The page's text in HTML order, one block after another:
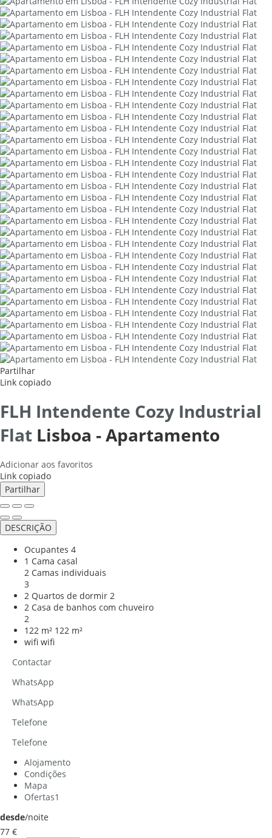
Partilhar
Link copiado
FLH Intendente Cozy Industrial
Flat Lisboa -Apartamento
Adicionar aos favoritos
Link copiado
Partilhar
DESCRIÇÃO
Ocupantes 4
1 Cama casal
2 Camas individuais
3
2 Quartos de dormir 2
2 Casa de banhos com chuveiro
2
122 m² 122 m²
wifi wifi
Contactar
WhatsApp
WhatsApp
Telefone
Telefone
Alojamento
Condições
Mapa
Ofertas1
desde/noite
77 €